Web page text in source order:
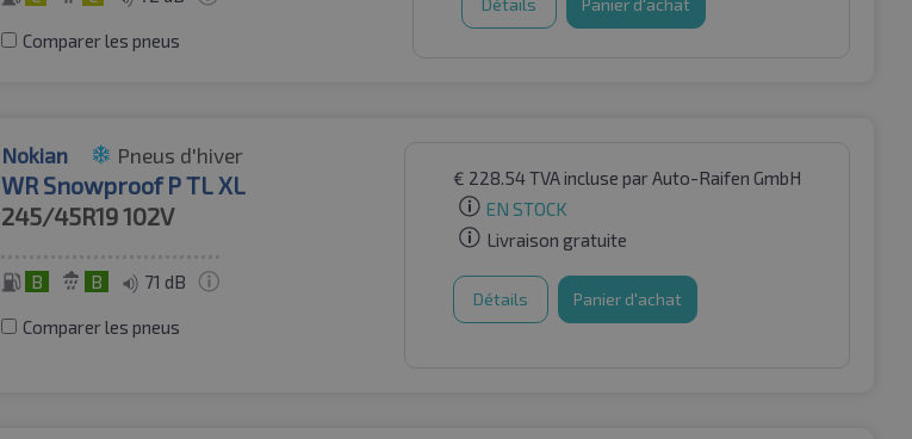
Comparer les pneus
Détails Panier d'achat
Nokian Pneus d'hiver
WR Snowproof P TL XL
245/45R19102V
B B 71 dB
Comparer les pneus
€ 228.54TVA incluse par Auto-Raifen GmbH
EN STOCK
Livraison gratuite
Détails Panier d'achat